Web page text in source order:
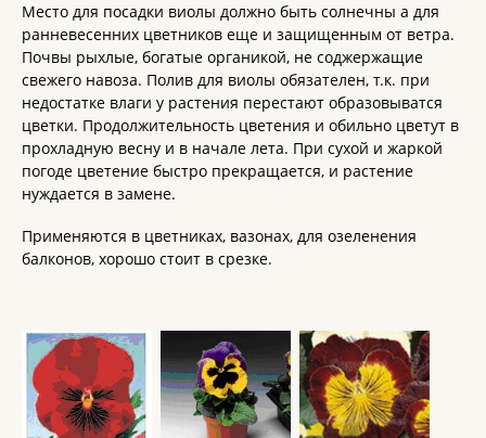
Место для посадки виолы должно быть солнечны а для
ранневесенних цветников еще и защищенным от ветра.
Почвы рыхлые, богатые органикой, не соджержащие
свежего навоза. Полив для виолы обязателен, т.к. при
недостатке влаги у растения перестают образовыватся
цветки. Продолжительность цветения и обильно цветут в
прохладную весну и в начале лета. При сухой и жаркой
погоде цветение быстро прекращается, и растение
нуждается в замене.
Применяются в цветниках, вазонах, для озеленения
балконов, хорошо стоит в срезке.